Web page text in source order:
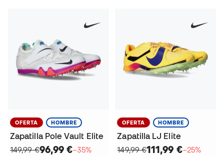
OFERTA HOMBRE
Zapatilla Pole Vault Elite
149,99 €96,99 €−35%
OFERTA HOMBRE
Zapatilla LJ Elite
149,99 €111,99 €−25%